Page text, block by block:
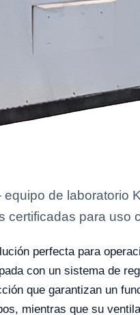
de laboratorio
certificadas para uso
perfecta para
con un sistema de
que garantizan un
mientras que su